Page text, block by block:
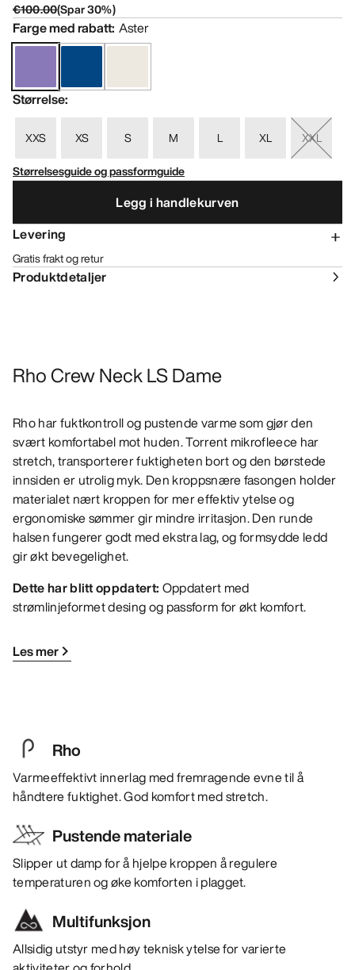
€100.00(Spar30%)
Farge med rabatt: Aster
Størrelse:
XXS XS S M L XL
XXL
Størrelsesguide og passformguide
Legg i handlekurven
Levering
Gratis frakt og retur
Produktdetaljer
Rho Crew Neck LS Dame
Rho har fuktkontroll og pustende varme som gjør den
svært komfortabel mot huden. Torrent mikrofleece har
stretch, transporterer fuktigheten bort og den børstede
innsiden er utrolig myk. Den kroppsnære fasongen holder
materialet nært kroppen for mer effektiv ytelse og
ergonomiske sømmer gir mindre irritasjon. Den runde
halsen fungerer godt med ekstra lag, og formsydde ledd
gir økt bevegelighet.
Dette har blitt oppdatert: Oppdatert med
strømlinjeformet desing og passform for økt komfort.
Les mer
Rho
Varmeeffektivt innerlag med fremragende evne til å
håndtere fuktighet. God komfort med stretch.
Pustende materiale
Slipper ut damp for å hjelpe kroppen å regulere
temperaturen og øke komforten i plagget.
Multifunksjon
Allsidig utstyr med høy teknisk ytelse for varierte